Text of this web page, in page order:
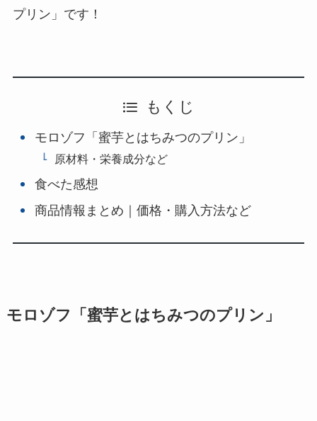
プリン」です！
もくじ
モロゾフ「蜜芋とはちみつのプリン」
原材料・栄養成分など
食べた感想
商品情報まとめ｜価格・購入方法など
モロゾフ「蜜芋とはちみつのプリン」